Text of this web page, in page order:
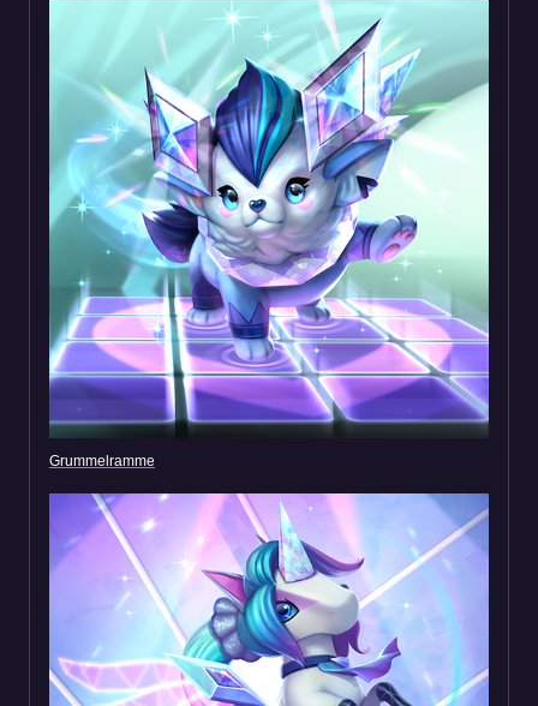
Grummelramme